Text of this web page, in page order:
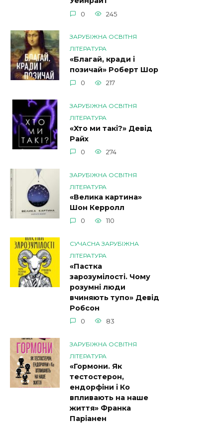
0 245
ЗАРУБІЖНА ОСВІТНЯ
ЛІТЕРАТУРА
«Благай, кради і
позичай» Роберт Шор
0 217
ЗАРУБІЖНА ОСВІТНЯ
ЛІТЕРАТУРА
«Хто ми такі?» Девід
Райх
0 274
ЗАРУБІЖНА ОСВІТНЯ
ЛІТЕРАТУРА
«Велика картина»
Шон Керролл
0 110
СУЧАСНА ЗАРУБІЖНА
ЛІТЕРАТУРА
«Пастка
зарозумілості. Чому
розумні люди
вчиняють тупо» Девід
Робсон
0 83
ЗАРУБІЖНА ОСВІТНЯ
ЛІТЕРАТУРА
«Гормони. Як
тестостерон,
ендорфіни і Ко
впливають на наше
життя» Франка
Паріанен